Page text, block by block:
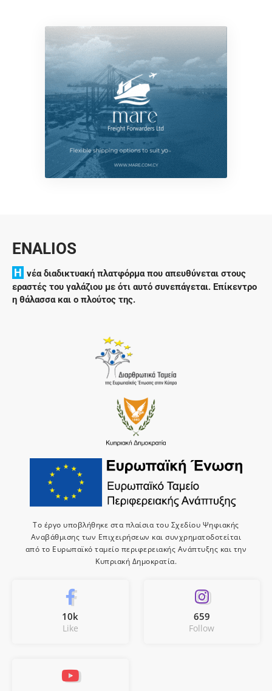
ENALIOS
H νέα διαδικτυακή πλατφόρμα που απευθύνεται στους
εραστές του γαλάζιου με ότι αυτό συνεπάγεται. Επίκεντρο
η θάλασσα και ο πλούτος της.
Το έργο υποβλήθηκε στα πλαίσια του Σχεδίου Ψηφιακής
Αναβάθμισης των Επιχειρήσεων και συνχρηματοδοτείται
από το Ευρωπαϊκό ταμείο περιφερειακής Ανάπτυξης και την
Κυπριακή Δημοκρατία.
10k
Like
659
Follow